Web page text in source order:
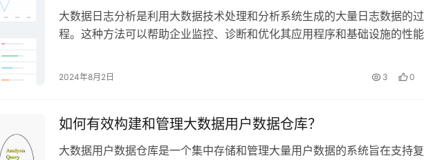
大数据日志分析是利用大数据技术处理和分析系统生成的大量日志数据的过
程。这种方法可以帮助企业监控、诊断和优化其应用程序和基础设施的性能
2024年8月2日 3 0
如何有效构建和管理大数据用户数据仓库？
大数据用户数据仓库是一个集中存储和管理大量用户数据的系统旨在支持